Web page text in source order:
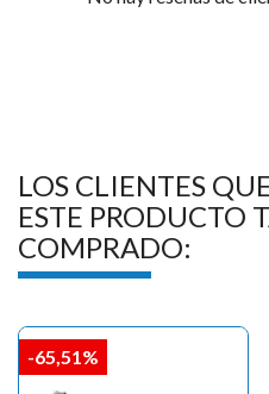
LOS CLIENTES
ESTE PRODUCTO
COMPRADO:
-65,51%